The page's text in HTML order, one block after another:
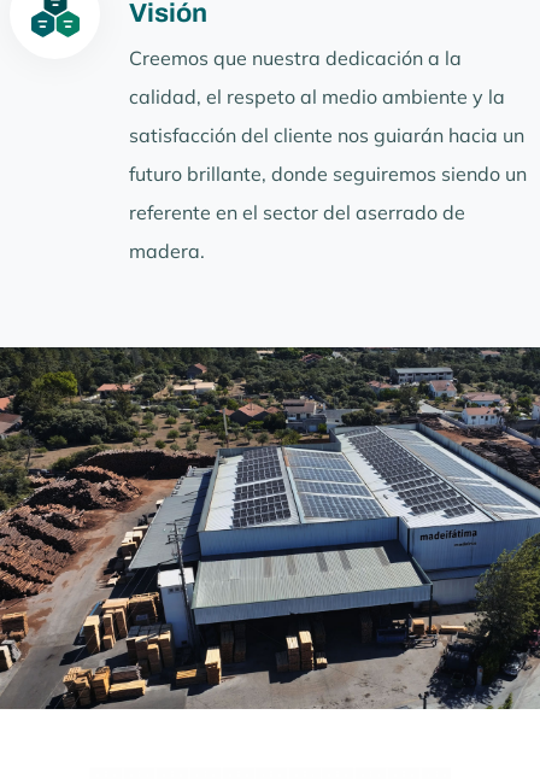
Visión
Creemos que nuestra dedicación a la
calidad, el respeto al medio ambiente y la
satisfacción del cliente nos guiarán hacia un
futuro brillante, donde seguiremos siendo un
referente en el sector del aserrado de
madera.